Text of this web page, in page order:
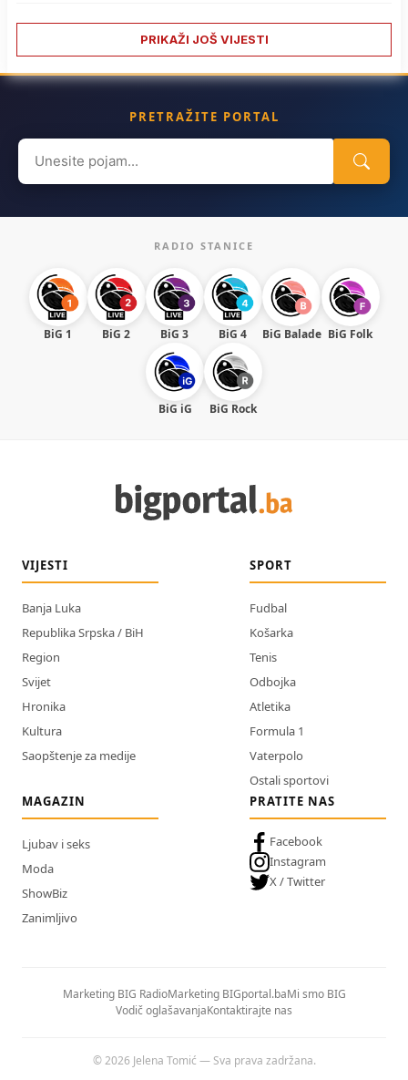
PRIKAŽI JOŠ VIJESTI
PRETRAŽITE PORTAL
Search
for:
RADIO STANICE
BiG 1 BiG 2 BiG 3 BiG 4 BiG Balade BiG Folk
BiG iG BiG Rock
VIJESTI
Banja Luka
Republika Srpska / BiH
Region
Svijet
Hronika
Kultura
Saopštenje za medije
SPORT
Fudbal
Košarka
Tenis
Odbojka
Atletika
Formula 1
Vaterpolo
Ostali sportovi
MAGAZIN
Ljubav i seks
Moda
ShowBiz
Zanimljivo
PRATITE NAS
Facebook
Instagram
X / Twitter
Marketing BIG RadioMarketing BIGportal.baMi smo BIG
Vodič oglašavanjaKontaktirajte nas
© 2026 Jelena Tomić — Sva prava zadržana.